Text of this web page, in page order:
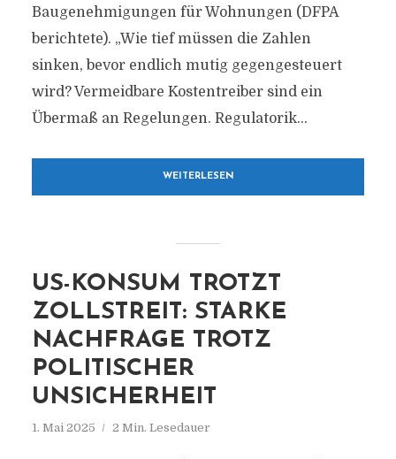
Baugenehmigungen für Wohnungen (DFPA
berichtete). „Wie tief müssen die Zahlen
sinken, bevor endlich mutig gegengesteuert
wird? Vermeidbare Kostentreiber sind ein
Übermaß an Regelungen. Regulatorik...
WEITERLESEN
US-KONSUM TROTZT
ZOLLSTREIT: STARKE
NACHFRAGE TROTZ
POLITISCHER
UNSICHERHEIT
1. Mai 2025 2 Min. Lesedauer